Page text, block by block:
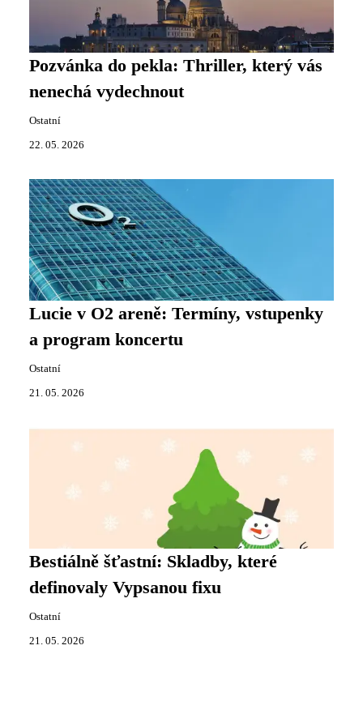
Pozvánka do pekla: Thriller, který vás
nenechá vydechnout
Ostatní
22. 05. 2026
Lucie v O2 areně: Termíny, vstupenky
a program koncertu
Ostatní
21. 05. 2026
Bestiálně šťastní: Skladby, které
definovaly Vypsanou fixu
Ostatní
21. 05. 2026